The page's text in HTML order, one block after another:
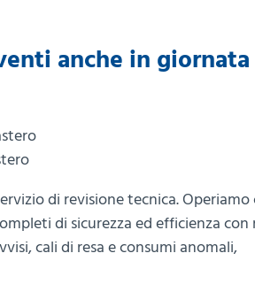
anche in
di revisione tecnica. Operiamo
di sicurezza ed efficienza con
cali di resa e consumi anomali,